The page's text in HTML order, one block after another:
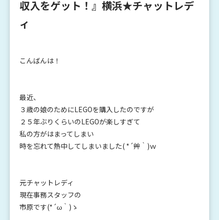
収入をゲット！』横浜★チャットレデ
ィ
こんばんは！
最近、
３歳の娘のためにLEGOを購入したのですが
２５年ぶりくらいのLEGOが楽しすぎて
私の方がはまってしまい
時を忘れて熱中してしまいました( *´艸｀)ｗ
元チャットレディ
現在事務スタッフの
市原です(*´ω｀)ゝ